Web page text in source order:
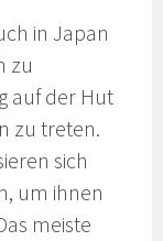
in Japan
zu
auf der Hut
zu treten.
sich
um ihnen
meiste